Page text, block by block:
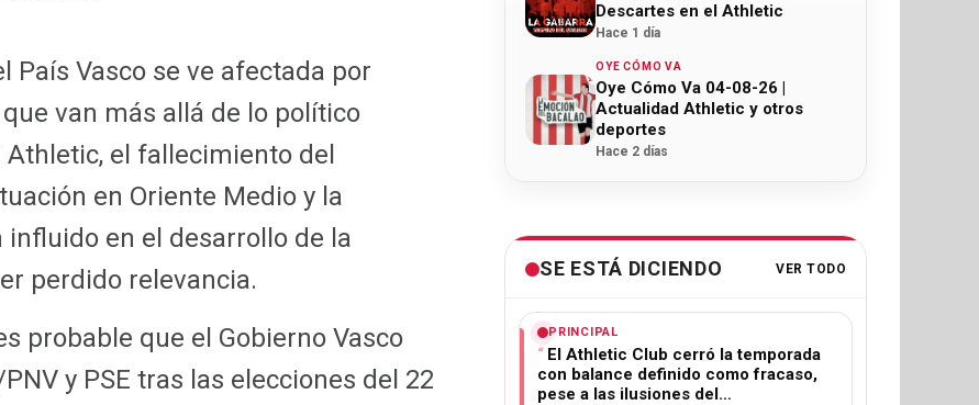
País Vasco se ve afectada por
van más allá de lo político
el fallecimiento del
en Oriente Medio y la
en el desarrollo de la
perdido relevancia.
probable que el Gobierno Vasco
y PSE tras las elecciones del 22
Descartes en el Athletic
Hace 1 día
OYE CÓMO VA
Oye Cómo Va 04-08-26 |
Actualidad Athletic y otros
deportes
Hace 2 días
SE ESTÁ DICIENDO VER TODO
PRINCIPAL
El Athletic Club cerró la temporada
con balance definido como fracaso,
pese a las ilusiones del…